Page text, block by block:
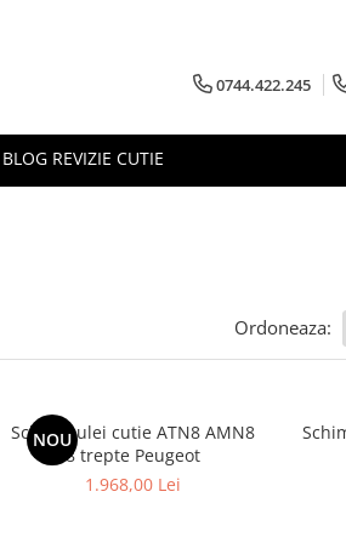
0744.422.245
BLOG REVIZIE CUTIE
Ordoneaza:
NOU
Schimb ulei cutie ATN8 AMN8
8 trepte Peugeot
1.968,00 Lei